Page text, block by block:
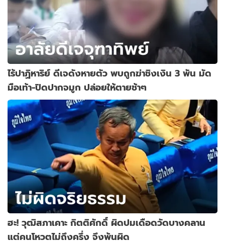
ไร้ปาฏิหาริย์ ดีเจดังหายตัว พบถูกฆ่าชิงเงิน 3 พัน มัด
มือเท้า-ปิดปากจมูก ปล่อยให้ตายช้าๆ
ฮะ! วุฒิสภาเคาะ กิตติศักดิ์ ผิดปมเดือดวัดบางคลาน
แต่คนโหวตไม่ถึงครึ่ง จึงพ้นผิด